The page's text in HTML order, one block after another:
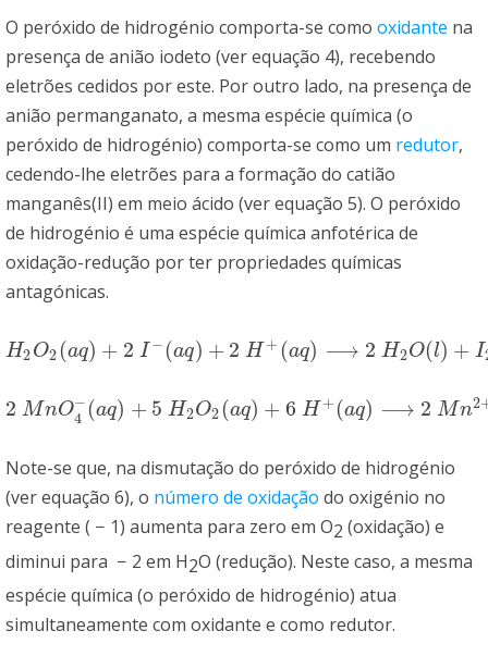
O peróxido de hidrogénio comporta-se como oxidante na
presença de anião iodeto (ver equação 4), recebendo
eletrões cedidos por este. Por outro lado, na presença de
anião permanganato, a mesma espécie química (o
peróxido de hidrogénio) comporta-se como um redutor,
cedendo-lhe eletrões para a formação do catião
manganês(II) em meio ácido (ver equação 5). O peróxido
de hidrogénio é uma espécie química anfotérica de
oxidação-redução por ter propriedades químicas
antagónicas.
H2O2 (aq) + 2 I − (aq) + 2 H + (aq) ⟶ 2 H2O(l) + I
H2O2(aq)+2 I− (a q)+2 H+ aq )⟶2 H2O(l +I2(a q) (4)
2 MnO−
4 (aq) + 5 H2O2 (aq) + 6 H + (aq) ⟶ 2 Mn2
2 MnO4−(aq)+5 H 2O2(aq)+6H+ (aq )⟶2Mn2+ (aq)+ O 2(g)+8
Note-se que, na dismutação do peróxido de hidrogénio
(ver equação 6), o número de oxidação do oxigénio no
reagente ( − 1) aumenta para zero em O2 (oxidação) e
diminui para − 2 em H2O (redução). Neste caso, a mesma
espécie química (o peróxido de hidrogénio) atua
simultaneamente com oxidante e como redutor.